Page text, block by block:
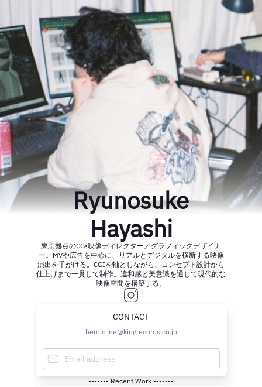
Ryunosuke
Hayashi
東京拠点のCG•映像ディレクター／グラフィックデザイナ
ー。MVや広告を中心に、リアルとデジタルを横断する映像
演出を手がける。CGIを軸としながら、コンセプト設計から
仕上げまで一貫して制作。違和感と美意識を通じて現代的な
映像空間を構築する。
CONTACT
heroicline@kingrecords.co.jp
------- Recent Work -------